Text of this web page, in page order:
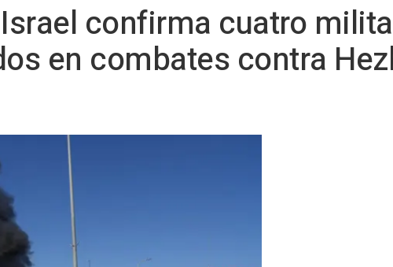
confirma cuatro
en combates contra